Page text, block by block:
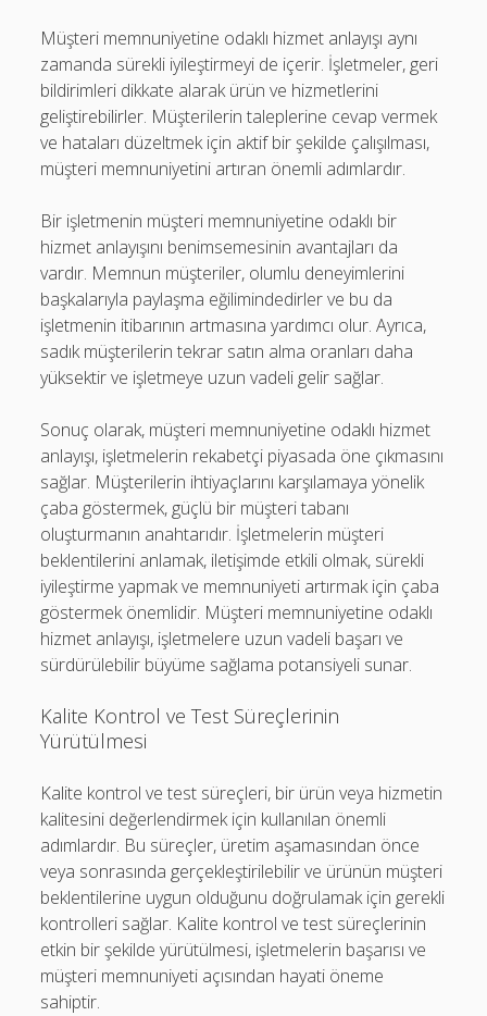
Müşteri memnuniyetine odaklı hizmet anlayışı aynı
zamanda sürekli iyileştirmeyi de içerir. İşletmeler, geri
bildirimleri dikkate alarak ürün ve hizmetlerini
geliştirebilirler. Müşterilerin taleplerine cevap vermek
ve hataları düzeltmek için aktif bir şekilde çalışılması,
müşteri memnuniyetini artıran önemli adımlardır.
Bir işletmenin müşteri memnuniyetine odaklı bir
hizmet anlayışını benimsemesinin avantajları da
vardır. Memnun müşteriler, olumlu deneyimlerini
başkalarıyla paylaşma eğilimindedirler ve bu da
işletmenin itibarının artmasına yardımcı olur. Ayrıca,
sadık müşterilerin tekrar satın alma oranları daha
yüksektir ve işletmeye uzun vadeli gelir sağlar.
Sonuç olarak, müşteri memnuniyetine odaklı hizmet
anlayışı, işletmelerin rekabetçi piyasada öne çıkmasını
sağlar. Müşterilerin ihtiyaçlarını karşılamaya yönelik
çaba göstermek, güçlü bir müşteri tabanı
oluşturmanın anahtarıdır. İşletmelerin müşteri
beklentilerini anlamak, iletişimde etkili olmak, sürekli
iyileştirme yapmak ve memnuniyeti artırmak için çaba
göstermek önemlidir. Müşteri memnuniyetine odaklı
hizmet anlayışı, işletmelere uzun vadeli başarı ve
sürdürülebilir büyüme sağlama potansiyeli sunar.
Kalite Kontrol ve Test Süreçlerinin
Yürütülmesi
Kalite kontrol ve test süreçleri, bir ürün veya hizmetin
kalitesini değerlendirmek için kullanılan önemli
adımlardır. Bu süreçler, üretim aşamasından önce
veya sonrasında gerçekleştirilebilir ve ürünün müşteri
beklentilerine uygun olduğunu doğrulamak için gerekli
kontrolleri sağlar. Kalite kontrol ve test süreçlerinin
etkin bir şekilde yürütülmesi, işletmelerin başarısı ve
müşteri memnuniyeti açısından hayati öneme
sahiptir.